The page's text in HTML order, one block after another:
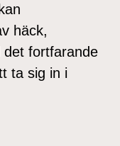
häck,
det fortfarande
ta sig in i